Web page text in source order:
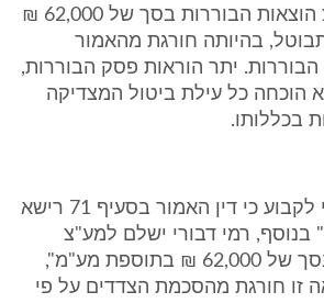
דבורי ישלם למע"צ הוצאות הבוררות בסך של 62,000 ₪
בהיותה חורגת מהאמור
להסכם הבוררות. יתר הוראות פסק הבוררות,
הוכחה כל עילת ביטול המצדיקה
בכללותו.
19. סוף דבר ראיתי לקבוע כי דין האמור בסעיף 71 רישא
בנוסף, רמי דבורי ישלם למע"צ
הוצאות הבוררות בסך של 62,000 ₪ בתוספת מע"מ",
זו חורגת מהסכמת הצדדים על פי